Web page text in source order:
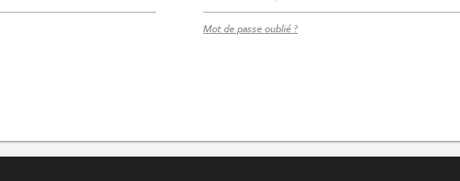
Mot de passe oublié ?